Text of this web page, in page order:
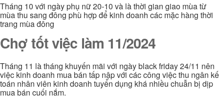
Tháng 10 với ngày phụ nữ 20-10 và là thời gian giao mùa từ
mùa thu sang đông phù hợp để kinh doanh các mặc hàng thời
trang mùa đông
Chợ tốt việc làm 11/2024
Tháng 11 là tháng khuyến mãi với ngày black friday 24/11 nên
việc kinh doanh mua bán tấp nập với các công việc thu ngân kế
toán nhân viên kinh doanh tuyển dụng khá nhiều chuẫn bị dịp
mua bán cuối nắm.